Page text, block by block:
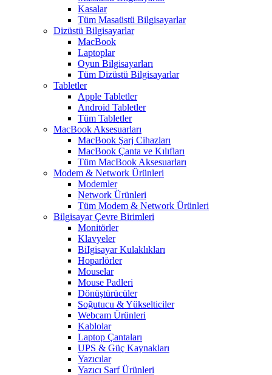
Kasalar
Tüm Masaüstü Bilgisayarlar
Dizüstü Bilgisayarlar
MacBook
Laptoplar
Oyun Bilgisayarları
Tüm Dizüstü Bilgisayarlar
Tabletler
Apple Tabletler
Android Tabletler
Tüm Tabletler
MacBook Aksesuarları
MacBook Şarj Cihazları
MacBook Çanta ve Kılıfları
Tüm MacBook Aksesuarları
Modem & Network Ürünleri
Modemler
Network Ürünleri
Tüm Modem & Network Ürünleri
Bilgisayar Çevre Birimleri
Monitörler
Klavyeler
BiIgisayar Kulaklıkları
Hoparlörler
Mouselar
Mouse Padleri
Dönüştürücüler
Soğutucu & Yükselticiler
Webcam Ürünleri
Kablolar
Laptop Çantaları
UPS & Güç Kaynakları
Yazıcılar
Yazıcı Sarf Ürünleri